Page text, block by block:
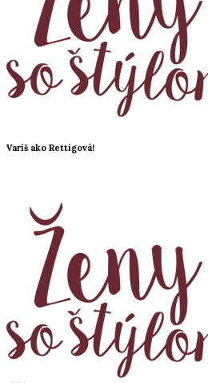
Varíš ako Rettigová!